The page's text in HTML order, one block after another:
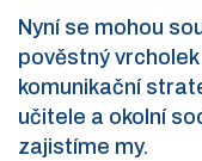
Nyní se mohou
pověstný
komunikační
učitele a okolní
zajistíme my.